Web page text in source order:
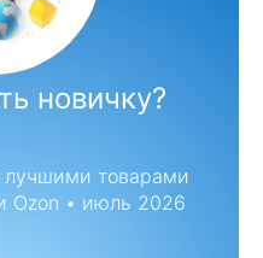
новичку?
лучшими товарами
Ozon • июль 2026